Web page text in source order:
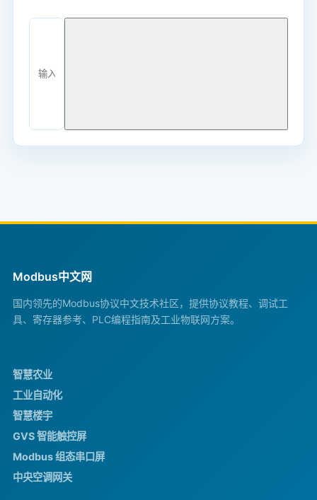
Modbus中文网
国内领先的Modbus协议中文技术社区，提供协议教程、调试工
具、寄存器参考、PLC编程指南及工业物联网方案。
智慧农业
工业自动化
智慧楼宇
GVS 智能触控屏
Modbus 组态串口屏
中央空调网关